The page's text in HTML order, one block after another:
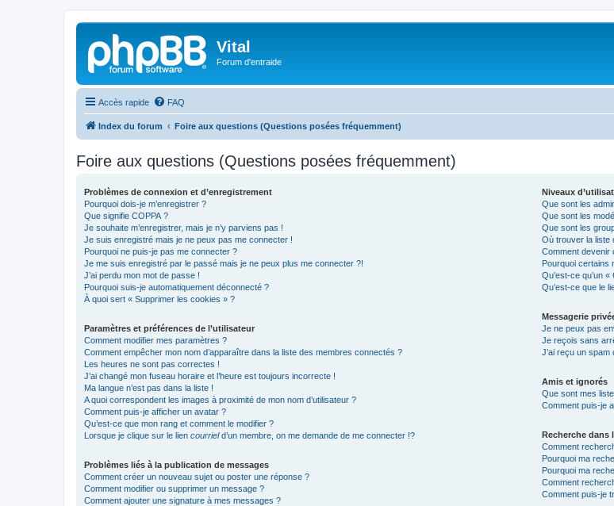
Vital
Forum d'entraide
Accès rapide FAQ
Index du forum Foire aux questions (Questions posées fréquemment)
Foire aux questions (Questions posées fréquemment)
Problèmes de connexion et d’enregistrement
Pourquoi dois-je m’enregistrer ?
Que signifie COPPA ?
Je souhaite m’enregistrer, mais je n’y parviens pas !
Je suis enregistré mais je ne peux pas me connecter !
Pourquoi ne puis-je pas me connecter ?
Je me suis enregistré par le passé mais je ne peux plus me connecter ?!
J’ai perdu mon mot de passe !
Pourquoi suis-je automatiquement déconnecté ?
À quoi sert « Supprimer les cookies » ?
Paramètres et préférences de l’utilisateur
Comment modifier mes paramètres ?
Comment empêcher mon nom d’apparaître dans la liste des membres connectés ?
Les heures ne sont pas correctes !
J’ai changé mon fuseau horaire et l’heure est toujours incorrecte !
Ma langue n’est pas dans la liste !
A quoi correspondent les images à proximité de mon nom d’utilisateur ?
Comment puis-je afficher un avatar ?
Qu’est-ce que mon rang et comment le modifier ?
Lorsque je clique sur le lien courrield’un membre, on me demande de me connecter !?
Problèmes liés à la publication de messages
Comment créer un nouveau sujet ou poster une réponse ?
Comment modifier ou supprimer un message ?
Comment ajouter une signature à mes messages ?
Niveaux
Que sont les
Que sont les
Que sont les
Où trouver la liste
Comment devenir
Pourquoi certains
Qu’est-ce qu’un
Qu’est-ce que le
Messagerie
Je ne peux pas
Je reçois sans
J’ai reçu un spam
Amis et ignorés
Que sont mes
Comment puis-je
Recherche dans
Comment
Pourquoi ma
Pourquoi ma
Comment
Comment puis-je